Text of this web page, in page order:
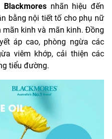
Blackmoresnhãn hiệu đến
bằng nội tiết tố cho phụ nữ
kinh và mãn kinh. Đồng
áp cao, phòng ngừa các
viêm khớp, cải thiện các
tiểu đường.